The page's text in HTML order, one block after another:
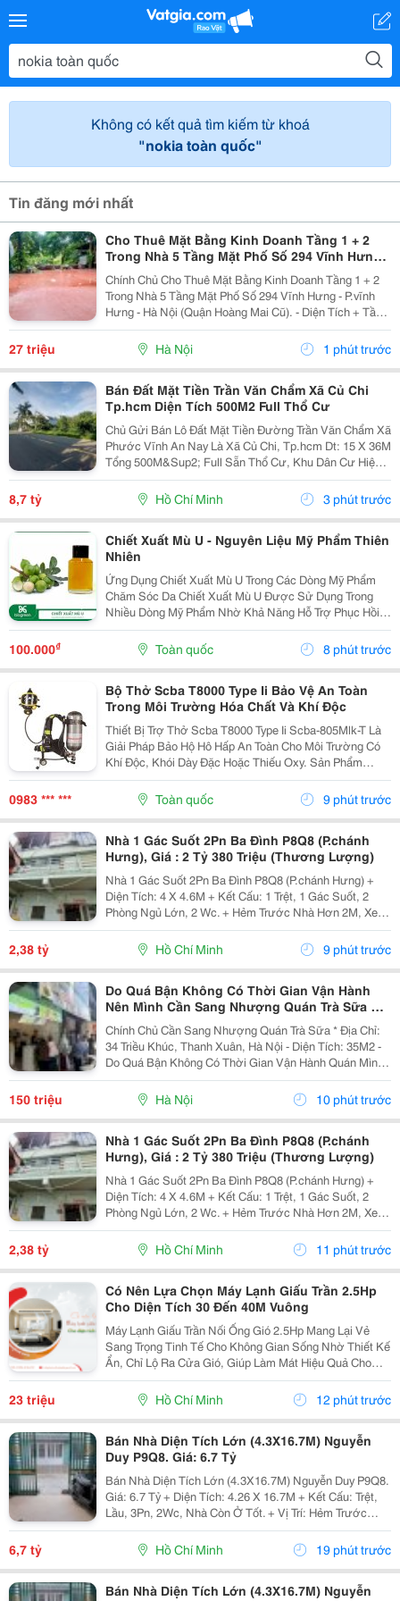
Không có kết quả tìm kiếm từ khoá
"nokia toàn quốc"
Tin đăng mới nhất
Cho Thuê Mặt Bằng Kinh Doanh Tầng 1 + 2
Trong Nhà 5 Tầng Mặt Phố Số 294 Vĩnh Hưng -
Hoàng Mai
Chính Chủ Cho Thuê Mặt Bằng Kinh Doanh Tầng 1 + 2
Trong Nhà 5 Tầng Mặt Phố Số 294 Vĩnh Hưng - P.vĩnh
Hưng - Hà Nội (Quận Hoàng Mai Cũ). - Diện Tích + Tầng
1: 120M&Sup2; - Mặt Tiền: 7M. + Tầng 2: 120M&Sup2; -
Sàn Nhà Lát Gỗ. - Sân Trước 14M2 +...
27 triệu Hà Nội 1 phút trước
Bán Đất Mặt Tiền Trần Văn Chẩm Xã Củ Chi
Tp.hcm Diện Tích 500M2 Full Thổ Cư
Chủ Gửi Bán Lô Đất Mặt Tiền Đường Trần Văn Chẩm Xã
Phước Vĩnh An Nay Là Xã Củ Chi, Tp.hcm Dt: 15 X 36M
Tổng 500M&Sup2; Full Sẵn Thổ Cư, Khu Dân Cư Hiện
Hữu Xây Dựng Tự Do. Đất Bằng Phẳng Sạch Đẹp Cao
Ráo. Phù Hợp Kho Xưởng Nhà Trọ Kinh Doanh,...
8,7 tỷ Hồ Chí Minh 3 phút trước
Chiết Xuất Mù U - Nguyên Liệu Mỹ Phẩm Thiên
Nhiên
Ứng Dụng Chiết Xuất Mù U Trong Các Dòng Mỹ Phẩm
Chăm Sóc Da Chiết Xuất Mù U Được Sử Dụng Trong
Nhiều Dòng Mỹ Phẩm Nhờ Khả Năng Hỗ Trợ Phục Hồi
Và Chăm Sóc Da Hiệu Quả. Trong Các Sản Phẩm Trị
Mụn Và Giảm Thâm Sẹo, Thành Phần Này Giúp Làm Dịu
Da, Hỗ...
100.000₫ Toàn quốc 8 phút trước
Bộ Thở Scba T8000 Type Ii Bảo Vệ An Toàn
Trong Môi Trường Hóa Chất Và Khí Độc
Thiết Bị Trợ Thở Scba T8000 Type Ii Scba-805Mlk-T Là
Giải Pháp Bảo Hộ Hô Hấp An Toàn Cho Môi Trường Có
Khí Độc, Khói Dày Đặc Hoặc Thiếu Oxy. Sản Phẩm
Được Nhiều Doanh Nghiệp Và Lực Lượng Pccc Lựa
Chọn Nhờ Khả Năng Cấp Khí Ổn Định, Độ Bền Cao Và
0983 *** *** Toàn quốc 9 phút trước
Nhà 1 Gác Suốt 2Pn Ba Đình P8Q8 (P.chánh
Hưng), Giá : 2 Tỷ 380 Triệu (Thương Lượng)
Nhà 1 Gác Suốt 2Pn Ba Đình P8Q8 (P.chánh Hưng) +
Diện Tích: 4 X 4.6M + Kết Cấu: 1 Trệt, 1 Gác Suốt, 2
Phòng Ngủ Lớn, 2 Wc. + Hẻm Trước Nhà Hơn 2M, Xe
Cộ Qua Lại Dễ Dàng, Cách Mặt Tiền 10M, 5 Phút Qua
Q1, 5, 4,... + Hướng Tây + Sổ Hồng Hoàn...
2,38 tỷ Hồ Chí Minh 9 phút trước
Do Quá Bận Không Có Thời Gian Vận Hành
Nên Mình Cần Sang Nhượng Quán Trà Sữa Tại
34 Triều Khúc, Hà Nội
Chính Chủ Cần Sang Nhượng Quán Trà Sữa * Địa Chỉ:
34 Triều Khúc, Thanh Xuân, Hà Nội - Diện Tích: 35M2 -
Do Quá Bận Không Có Thời Gian Vận Hành Quán Mình
Cần Sang Nhượng Lại Cho Bạn Nào Có Nhu Cầu Và
Đam Mê Kinh Doanh. - Quán Vẫn Đang Hoạt Động...
150 triệu Hà Nội 10 phút trước
Nhà 1 Gác Suốt 2Pn Ba Đình P8Q8 (P.chánh
Hưng), Giá : 2 Tỷ 380 Triệu (Thương Lượng)
Nhà 1 Gác Suốt 2Pn Ba Đình P8Q8 (P.chánh Hưng) +
Diện Tích: 4 X 4.6M + Kết Cấu: 1 Trệt, 1 Gác Suốt, 2
Phòng Ngủ Lớn, 2 Wc. + Hẻm Trước Nhà Hơn 2M, Xe
Cộ Qua Lại Dễ Dàng, Cách Mặt Tiền 10M, 5 Phút Qua
Q1, 5, 4,... + Hướng Tây + Sổ Hồng Hoàn...
2,38 tỷ Hồ Chí Minh 11 phút trước
Có Nên Lựa Chọn Máy Lạnh Giấu Trần 2.5Hp
Cho Diện Tích 30 Đến 40M Vuông
Máy Lạnh Giấu Trần Nối Ống Gió 2.5Hp Mang Lại Vẻ
Sang Trọng Tinh Tế Cho Không Gian Sống Nhờ Thiết Kế
Ẩn, Chỉ Lộ Ra Cửa Gió, Giúp Làm Mát Hiệu Quả Cho
Phòng Có Diện Tích Lớn (Khoảng 30-40M&Sup2;) Như
Phòng Khách, Nhà Hàng, Với Các Thương Hiệu Nổi...
23 triệu Hồ Chí Minh 12 phút trước
Bán Nhà Diện Tích Lớn (4.3X16.7M) Nguyễn
Duy P9Q8. Giá: 6.7 Tỷ
Bán Nhà Diện Tích Lớn (4.3X16.7M) Nguyễn Duy P9Q8.
Giá: 6.7 Tỷ + Diện Tích: 4.26 X 16.7M + Kết Cấu: Trệt,
Lầu, 3Pn, 2Wc, Nhà Còn Ở Tốt. + Vị Trí: Hẻm Trước
Nhà 3M, Cách Mặt Tiền Vài Bước Chân, 5 Phút Qua
Q1, 5,&Hellip; + Ưu Điểm: Khu Dân Cư Hiện...
6,7 tỷ Hồ Chí Minh 19 phút trước
Bán Nhà Diện Tích Lớn (4.3X16.7M) Nguyễn